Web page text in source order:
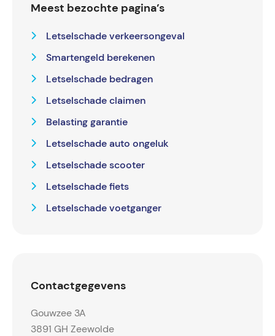
Meest bezochte pagina’s
Letselschade verkeersongeval
Smartengeld berekenen
Letselschade bedragen
Letselschade claimen
Belasting garantie
Letselschade auto ongeluk
Letselschade scooter
Letselschade fiets
Letselschade voetganger
Contactgegevens
Gouwzee 3A
3891 GH Zeewolde